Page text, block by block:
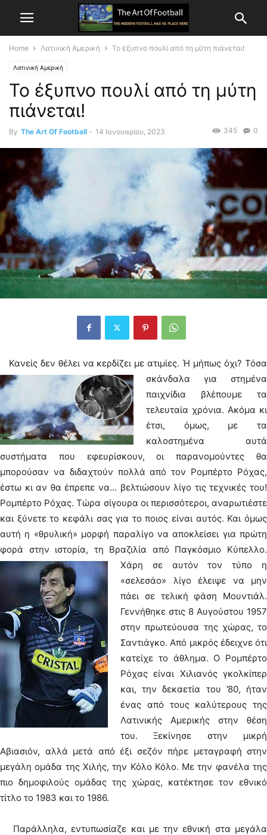
Home Λατινική Αμερική Το έξυπνο πουλί από τη μύτη πιάνεται!
Λατινική Αμερική
Το έξυπνο πουλί από τη μύτη
πιάνεται!
By The Art Of Football - 14 Ιανουαρίου, 2023 0
345
Κανείς δεν θέλει να κερδίζει με ατιμίες. Ή μήπως όχι? Τόσα
σκάνδαλα για στημένα
παιχνίδια βλέπουμε τα
τελευταία χρόνια. Ακόμα κι
έτσι, όμως, με τα
καλοστημένα αυτά
συστήματα που εφευρίσκουν, οι παρανομούντες θα
μπορούσαν να διδαχτούν πολλά από τον Ρομπέρτο Ρόχας,
έστω κι αν θα έπρεπε να… βελτιώσουν λίγο τις τεχνικές του!
Ρομπέρτο Ρόχας. Τώρα σίγουρα οι περισσότεροι, αναρωτιέστε
και ξύνετε το κεφάλι σας για το ποιος είναι αυτός. Και όμως
αυτή η «θρυλική» μορφή παραλίγο να αποκλείσει για πρώτη
φορά στην ιστορία, τη Βραζιλία από Παγκόσμιο Κύπελλο.
Χάρη σε αυτόν τον τύπο η
«σελεσάο» λίγο έλειψε να μην
πάει σε τελική φάση Μουντιάλ.
Γεννήθηκε στις 8 Αυγούστου 1957
στην πρωτεύουσα της χώρας, το
Σαντιάγκο. Από μικρός έδειχνε ότι
κατείχε το άθλημα. Ο Ρομπέρτο
Ρόχας είναι Χιλιανός γκολκίπερ
και, την δεκαετία του ’80, ήταν
ένας από τους καλύτερους της
Λατινικής Αμερικής στην θέση
του. Ξεκίνησε στην μικρή
Αβιασιόν, αλλά μετά από έξι σεζόν πήρε μεταγραφή στην
μεγάλη ομάδα της Χιλής, την Κόλο Κόλο. Με την φανέλα της
πιο δημοφιλούς ομάδας της χώρας, κατέκτησε τον εθνικό
τίτλο το 1983 και το 1986.
Παράλληλα, εντυπωσίαζε και με την εθνική στα μεγάλα